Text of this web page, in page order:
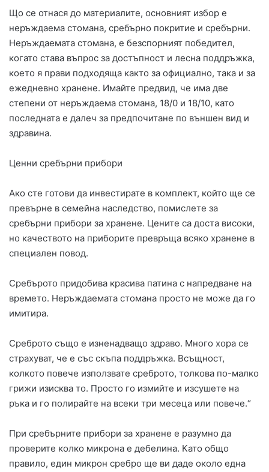
Що се отнася до материалите, основният избор е
неръждаема стомана, сребърно покритие и сребърни.
Неръждаемата стомана, е безспорният победител,
когато става въпрос за достъпност и лесна поддръжка,
което я прави подходяща както за официално, така и за
ежедневно хранене. Имайте предвид, че има две
степени от неръждаема стомана, 18/0 и 18/10, като
последната е далеч за предпочитане по външен вид и
здравина.
Ценни сребърни прибори
Ако сте готови да инвестирате в комплект, който ще се
превърне в семейна наследство, помислете за
сребърни прибори за хранене. Цените са доста високи,
но качеството на приборите превръща всяко хранене в
специален повод.
Сребърото придобива красива патина с напредване на
времето. Неръждаемата стомана просто не може да го
имитира.
Среброто също е изненадващо здраво. Много хора се
страхуват, че е със скъпа поддръжка. Всъщност,
колкото повече използвате среброто, толкова по-малко
грижи изисква то. Просто го измийте и изсушете на
ръка и го полирайте на всеки три месеца или повече.“
При сребърните прибори за хранене е разумно да
проверите колко микрона е дебелина. Като общо
правило, един микрон сребро ще ви даде около една